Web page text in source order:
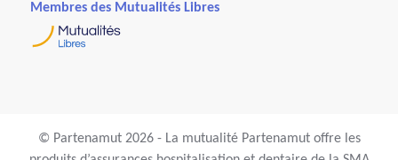
Membres des Mutualités Libres
© Partenamut 2026 - La mutualité Partenamut offre les